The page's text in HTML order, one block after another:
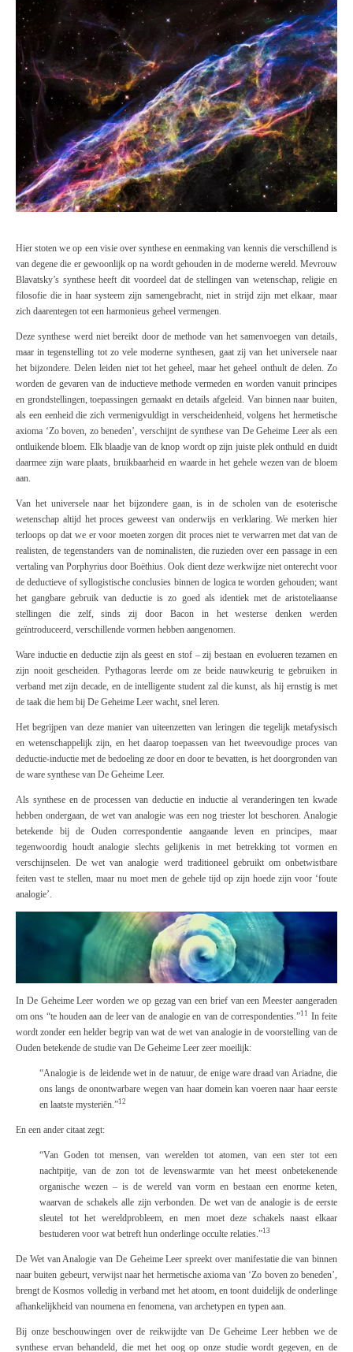
Hier stoten we op een visie over synthese en eenmaking van kennis die verschillend is
van degene die er gewoonlijk op na wordt gehouden in de moderne wereld. Mevrouw
Blavatsky’s synthese heeft dit voordeel dat de stellingen van wetenschap, religie en
filosofie die in haar systeem zijn samengebracht, niet in strijd zijn met elkaar, maar
zich daarentegen tot een harmonieus geheel vermengen.
Deze synthese werd niet bereikt door de methode van het samenvoegen van details,
maar in tegenstelling tot zo vele moderne synthesen, gaat zij van het universele naar
het bijzondere. Delen leiden niet tot het geheel, maar het geheel onthult de delen. Zo
worden de gevaren van de inductieve methode vermeden en worden vanuit principes
en grondstellingen, toepassingen gemaakt en details afgeleid. Van binnen naar buiten,
als een eenheid die zich vermenigvuldigt in verscheidenheid, volgens het hermetische
axioma ‘Zo boven, zo beneden’, verschijnt de synthese van De Geheime Leerals een
ontluikende bloem. Elk blaadje van de knop wordt op zijn juiste plek onthuld en duidt
daarmee zijn ware plaats, bruikbaarheid en waarde in het gehele wezen van de bloem
aan.
Van het universele naar het bijzondere gaan, is in de scholen van de esoterische
wetenschap altijd het proces geweest van onderwijs en verklaring. We merken hier
terloops op dat we er voor moeten zorgen dit proces niet te verwarren met dat van de
realisten, de tegenstanders van de nominalisten, die ruzieden over een passage in een
vertaling van Porphyrius door Boëthius. Ook dient deze werkwijze niet onterecht voor
de deductieve of syllogistische conclusies binnen de logica te worden gehouden; want
het gangbare gebruik van deductie is zo goed als identiek met de aristoteliaanse
stellingen die zelf, sinds zij door Bacon in het westerse denken werden
geïntroduceerd, verschillende vormen hebben aangenomen.
Ware inductie en deductie zijn als geest en stof – zij bestaan en evolueren tezamen en
zijn nooit gescheiden. Pythagoras leerde om ze beide nauwkeurig te gebruiken in
verband met zijn decade, en de intelligente student zal die kunst, als hij ernstig is met
de taak die hem bij De Geheime Leer wacht, snel leren.
Het begrijpen van deze manier van uiteenzetten van leringen die tegelijk metafysisch
en wetenschappelijk zijn, en het daarop toepassen van het tweevoudige proces van
deductie-inductie met de bedoeling ze door en door te bevatten, is het doorgronden van
de ware synthese van De Geheime Leer.
Als synthese en de processen van deductie en inductie al veranderingen ten kwade
hebben ondergaan, de wet van analogie was een nog triester lot beschoren. Analogie
betekende bij de Ouden correspondentie aangaande leven en principes, maar
tegenwoordig houdt analogie slechts gelijkenis in met betrekking tot vormen en
verschijnselen. De wet van analogie werd traditioneel gebruikt om onbetwistbare
feiten vast te stellen, maar nu moet men de gehele tijd op zijn hoede zijn voor ‘foute
analogie’.
In De Geheime Leer worden we op gezag van een brief van een Meester aangeraden
om ons “te houden aan de leer van de analogie en van de correspondenties.”11 In feite
wordt zonder een helder begrip van wat de wet van analogie in de voorstelling van de
Ouden betekende de studie van De Geheime Leer zeer moeilijk:
“Analogie is de leidende wet in de natuur, de enige ware draad van Ariadne, die
ons langs de onontwarbare wegen van haar domein kan voeren naar haar eerste
en laatste mysteriën.”12
En een ander citaat zegt:
“Van Goden tot mensen , van werelden tot atomen, van een ster tot een
nachtpitje, van de zon tot de levenswarmte van het meest onbetekenende
organische wezen – is de wereld van vorm en bestaan een enorme keten,
waarvan de schakels alle zijn verbonden. De wetvan de analogie is de eerste
sleutel tot het wereldprobleem, en men moet deze schakels naast elkaar
bestuderen voor wat betreft hun onderlinge occulte relaties.”13
De Wet van Analogie van De Geheime Leer spreekt over manifestatie die van binnen
naar buiten gebeurt, verwijst naar het hermetische axioma van ‘Zo boven zo beneden’,
brengt de Kosmos volledig in verband met het atoom, en toont duidelijk de onderlinge
afhankelijkheid van noumena en fenomena, van archetypen en typen aan.
Bij onze beschouwingen over de reikwijdte van De Geheime Leerhebben we de
synthese ervan behandeld, die met het oog op onze studie wordt gegeven, en de